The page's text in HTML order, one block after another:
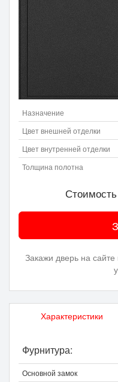
Назначение
Цвет внешней отделки
Цвет внутренней отделки
Толщина полотна
Закажи дверь на
Характеристики
Фурнитура:
Основной замок